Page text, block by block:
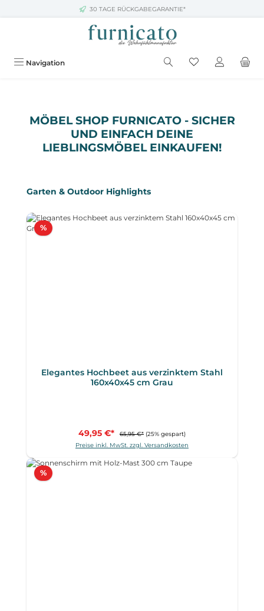
Zum Hauptinhalt springen30 TAGE RÜCKGABEGARANTIE*
Navigation
MÖBEL SHOP FURNICATO - SICHER
UND EINFACH DEINE
LIEBLINGSMÖBEL EINKAUFEN!
Produktgalerie überspringen
Garten & Outdoor Highlights
%Rabatt
Elegantes Hochbeet aus verzinktem Stahl
160x40x45 cm Grau
49,95 €* 65,95 €* (25% gespart)
Preise inkl. MwSt. zzgl. Versandkosten
%Rabatt